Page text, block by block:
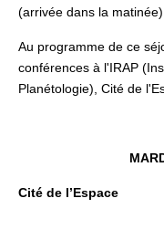
(arrivée dans la matinée).
Au programme de ce
conférences à l'IRAP
Planétologie), Cité de
Cité de l’Espace